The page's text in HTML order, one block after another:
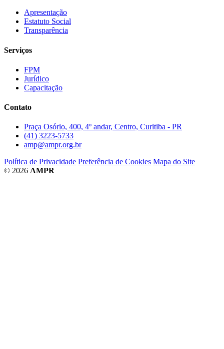
Apresentação
Estatuto Social
Transparência
Serviços
FPM
Jurídico
Capacitação
Contato
Praça Osório, 400, 4º andar, Centro, Curitiba - PR
(41) 3223-5733
amp@ampr.org.br
Política de Privacidade Preferência de Cookies Mapa do Site
© 2026 AMPR